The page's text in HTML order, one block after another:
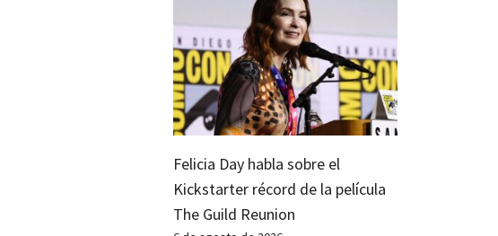
Felicia Day habla sobre el
Kickstarter récord de la película
The Guild Reunion